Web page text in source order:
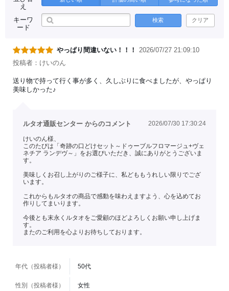
え
キーワ
ード
検索 クリア
やっぱり間違いない！！！
2026/07/27 21:09:10
投稿者：けいのん
送り物で持って行く事が多く、久しぶりに食べましたが、やっぱり
美味しかった♪
ルタオ通販センター からのコメント 2026/07/30 17:30:24
けいのん様、
このたびは「奇跡の口どけセット～ドゥーブルフロマージュ+ヴェ
ネチア ランデヴ～」をお選びいただき、誠にありがとうございま
す。
美味しくお召し上がりのご様子に、私どももうれしい限りでござ
います。
これからもルタオの商品で感動を味わえますよう、心を込めてお
作りしてまいります。
今後とも末永くルタオをご愛顧のほどよろしくお願い申し上げま
す。
またのご利用を心よりお待ちしております。
年代（投稿者様） 50代
性別（投稿者様） 女性